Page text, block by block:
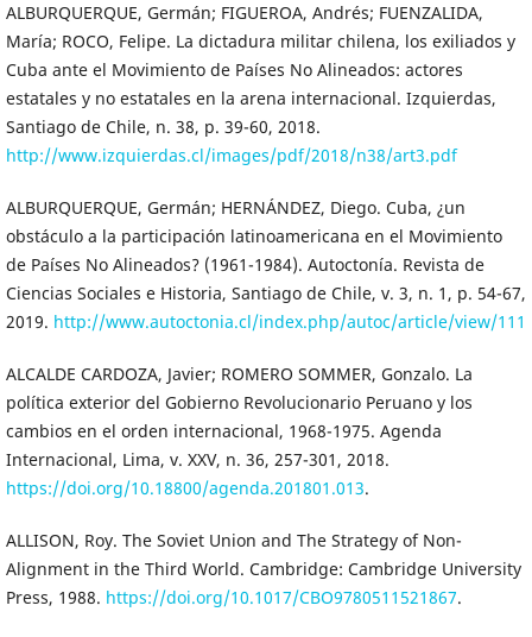
ALBURQUERQUE, Germán; FIGUEROA, Andrés; FUENZALIDA,
María; ROCO, Felipe. La dictadura militar chilena, los exiliados y
Cuba ante el Movimiento de Países No Alineados: actores
estatales y no estatales en la arena internacional. Izquierdas,
Santiago de Chile, n. 38, p. 39-60, 2018.
http://www.izquierdas.cl/images/pdf/2018/n38/art3.pdf
ALBURQUERQUE, Germán; HERNÁNDEZ, Diego. Cuba, ¿un
obstáculo a la participación latinoamericana en el Movimiento
de Países No Alineados? (1961-1984). Autoctonía. Revista de
Ciencias Sociales e Historia, Santiago de Chile, v. 3, n. 1, p. 54-67,
2019. http://www.autoctonia.cl/index.php/autoc/article/view/111
ALCALDE CARDOZA, Javier; ROMERO SOMMER, Gonzalo. La
política exterior del Gobierno Revolucionario Peruano y los
cambios en el orden internacional, 1968-1975. Agenda
Internacional, Lima, v. XXV, n. 36, 257-301, 2018.
https://doi.org/10.18800/agenda.201801.013.
ALLISON, Roy. The Soviet Union and The Strategy of Non-
Alignment in the Third World. Cambridge: Cambridge University
Press, 1988. https://doi.org/10.1017/CBO9780511521867.